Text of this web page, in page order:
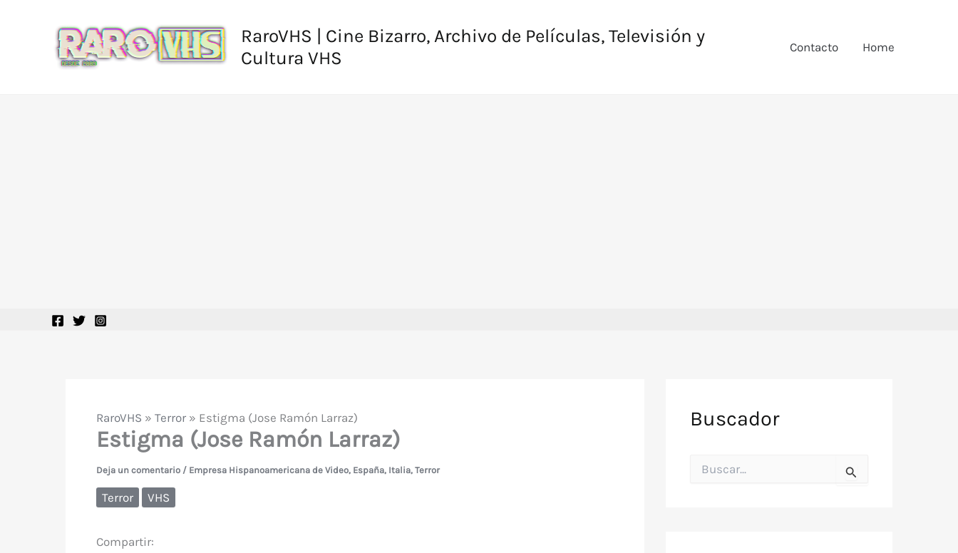
RaroVHS | Cine Bizarro, Archivo de Películas, Televisión y
Cultura VHS
Contacto Home
RaroVHS » Terror» Estigma (Jose Ramón Larraz)
Estigma (Jose Ramón Larraz)
Deja un comentario / Empresa Hispanoamericana de Video, España, Italia, Terror
Terror VHS
Compartir:
Buscador